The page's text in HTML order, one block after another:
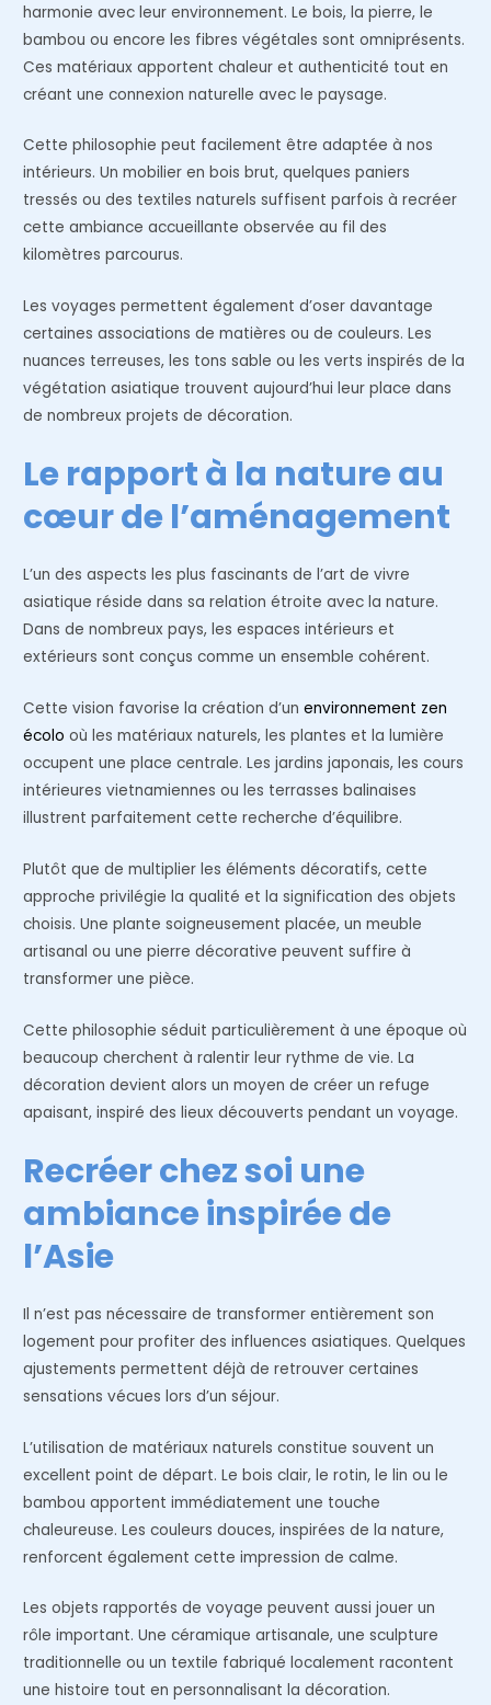
harmonie avec leur environnement. Le bois, la pierre, le
bambou ou encore les fibres végétales sont omniprésents.
Ces matériaux apportent chaleur et authenticité tout en
créant une connexion naturelle avec le paysage.
Cette philosophie peut facilement être adaptée à nos
intérieurs. Un mobilier en bois brut, quelques paniers
tressés ou des textiles naturels suffisent parfois à recréer
cette ambiance accueillante observée au fil des
kilomètres parcourus.
Les voyages permettent également d’oser davantage
certaines associations de matières ou de couleurs. Les
nuances terreuses, les tons sable ou les verts inspirés de la
végétation asiatique trouvent aujourd’hui leur place dans
de nombreux projets de décoration.
Le rapport à la nature au
cœur de l’aménagement
L’un des aspects les plus fascinants de l’art de vivre
asiatique réside dans sa relation étroite avec la nature.
Dans de nombreux pays, les espaces intérieurs et
extérieurs sont conçus comme un ensemble cohérent.
Cette vision favorise la création d’unenvironnement zen
écolo où les matériaux naturels, les plantes et la lumière
occupent une place centrale. Les jardins japonais, les cours
intérieures vietnamiennes ou les terrasses balinaises
illustrent parfaitement cette recherche d’équilibre.
Plutôt que de multiplier les éléments décoratifs, cette
approche privilégie la qualité et la signification des objets
choisis. Une plante soigneusement placée, un meuble
artisanal ou une pierre décorative peuvent suffire à
transformer une pièce.
Cette philosophie séduit particulièrement à une époque où
beaucoup cherchent à ralentir leur rythme de vie. La
décoration devient alors un moyen de créer un refuge
apaisant, inspiré des lieux découverts pendant un voyage.
Recréer chez soi une
ambiance inspirée de
l’Asie
Il n’est pas nécessaire de transformer entièrement son
logement pour profiter des influences asiatiques. Quelques
ajustements permettent déjà de retrouver certaines
sensations vécues lors d’un séjour.
L’utilisation de matériaux naturels constitue souvent un
excellent point de départ. Le bois clair, le rotin, le lin ou le
bambou apportent immédiatement une touche
chaleureuse. Les couleurs douces, inspirées de la nature,
renforcent également cette impression de calme.
Les objets rapportés de voyage peuvent aussi jouer un
rôle important. Une céramique artisanale, une sculpture
traditionnelle ou un textile fabriqué localement racontent
une histoire tout en personnalisant la décoration.